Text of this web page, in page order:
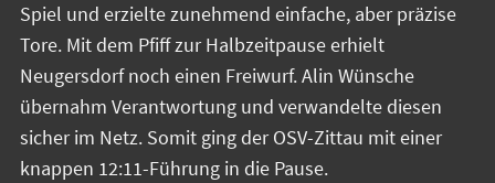
Spiel und erzielte zunehmend einfache, aber präzise
Tore. Mit dem Pfiff zur Halbzeitpause erhielt
Neugersdorf noch einen Freiwurf. Alin Wünsche
übernahm Verantwortung und verwandelte diesen
sicher im Netz. Somit ging der OSV-Zittau mit einer
knappen 12:11-Führung in die Pause.